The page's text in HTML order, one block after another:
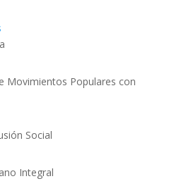
Movimientos Populares con
Social
Integral